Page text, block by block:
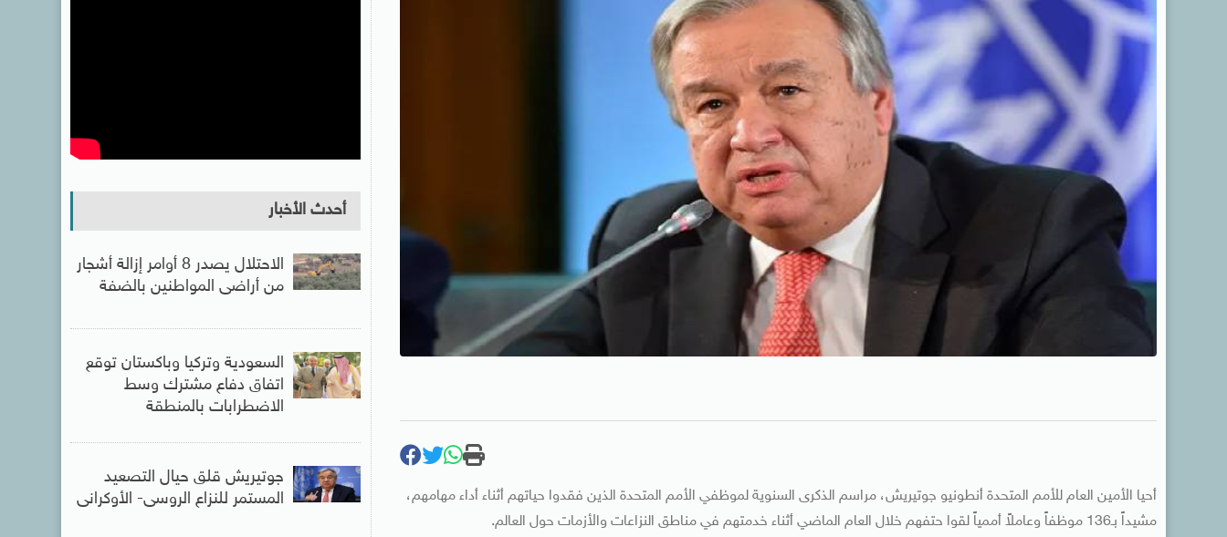
أحيا الأمين العام للأمم المتحدة أنطونيو جوتيريش، مراسم الذكرى السنوية لموظفي الأمم المتحدة الذين فقدوا حياتهم أثناء أداء مهامهم،
مشيداً بـ136 موظفاً وعاملاً أممياً لقوا حتفهم خلال العام الماضي أثناء خدمتهم في مناطق النزاعات والأزمات حول العالم.
أحدث الأخبار
الاحتلال يصدر 8 أوامر إزالة أشجار
من أراضى المواطنين بالضفة
السعودية وتركيا وباكستان توقع
اتفاق دفاع مشترك وسط
الاضطرابات بالمنطقة
جوتيريش قلق حيال التصعيد
المستمر للنزاع الروسى- الأوكرانى